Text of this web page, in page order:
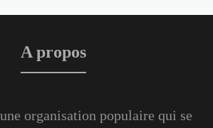
A propos
organisation populaire qui se